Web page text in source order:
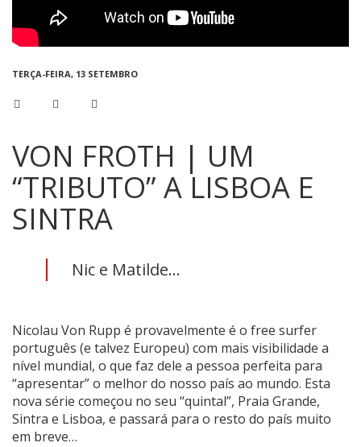
TERÇA-FEIRA, 13 SETEMBRO
VON FROTH | UM
“TRIBUTO” A LISBOA E
SINTRA
Nic e Matilde...
Nicolau Von Rupp é provavelmente é o free surfer
português (e talvez Europeu) com mais visibilidade a
nível mundial, o que faz dele a pessoa perfeita para
“apresentar” o melhor do nosso país ao mundo. Esta
nova série começou no seu “quintal”, Praia Grande,
Sintra e Lisboa, e passará para o resto do país muito
em breve…